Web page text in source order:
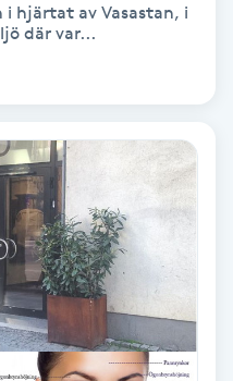
hjärtat av Vasastan, i
där var...